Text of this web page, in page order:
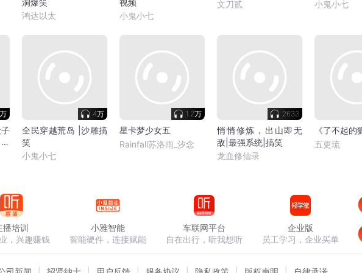
鸿达以太
小鬼小七
文刀贰 小鬼小七
子
4万
全民穿越荒岛 |沙雕搞
笑
小鬼小七
1.2万
星卡梦少女五
Rainfall苏洛雨_汐念
2633
悄悄修炼，出山即无
敌|最强系统|搞笑
龙血修仙录
《了不起的
五更琉
播培训
，兴趣赚钱
小雅智能
智能硬件，连接赋能
车联网平台
自在出行，听我想听
企业版
员工学习，企业买单